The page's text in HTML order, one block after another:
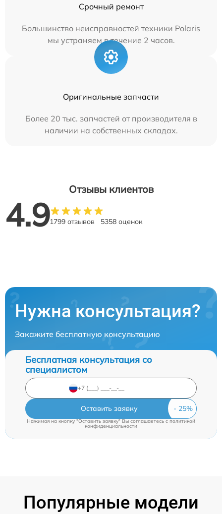
Срочный ремонт
Большинство неисправностей техники Polaris
мы устраняем в течение 2 часов.
Оригинальные запчасти
Более 20 тыс. запчастей от производителя в
наличии на собственных складах.
Отзывы клиентов
4.91799 отзывов 5358 оценок
Нужна консультация?
Закажите бесплатную консультацию
Бесплатная консультация со
специалистом
Оставить заявку
Нажимая на кнопку "Оставить заявку" Вы соглашаетесь cполитикой
конфиденциальности
Популярные модели